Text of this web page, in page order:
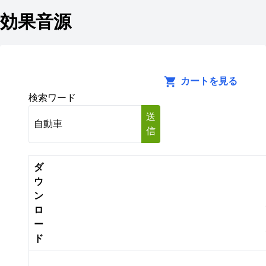
効果音源
カートを見る
検索ワード
送
信
ダ
ウ
ン
ロ
ー
ド